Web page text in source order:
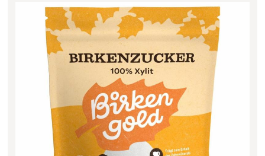
Biohof Öllinger Detail
Fleischerei Hüthmayr
Hofladen Hoffelner Detail
Kuglbauer - Familie Bischof
La Toscana Anita Wolf e.U. Detail
Söllradls Naturkostladen Detail
Stiftsgärtnerei Detail